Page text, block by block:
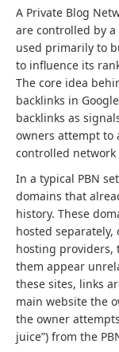
A Private Blog
are controlled by
used primarily to
to influence its
The core idea
backlinks in
backlinks as
owners attempt to
controlled network
In a typical PBN
domains that
history. These
hosted
hosting providers,
them appear
these sites, links
main website the
the owner
juice”) from the